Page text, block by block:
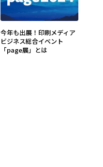
今年も出展！印刷メディア
ビジネス総合イベント
「page展」とは